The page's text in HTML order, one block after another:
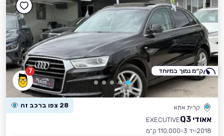
7
קרית אתא 28 צפו ברכב זה
אאודי Q3
EXECUTIVE
2018 יד 3
110,000 ק״מ
ק״מ נמוך במיוחד